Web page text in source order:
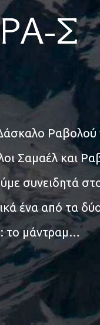
Σ
Ραβολού
Σαμαέλ και
συνειδητά
ένα από τα
το μάντραμ…